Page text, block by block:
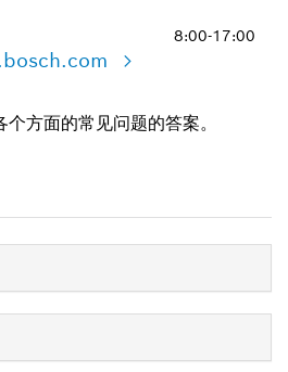
8:00-17:00
方面的常见问题的答案。